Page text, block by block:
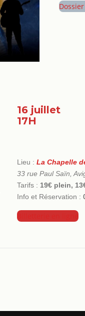
16 juillet
17H
Lieu : La Chapelle
33 rue Paul Saïn,
Tarifs : 19€ plein,
Info et Réservation :
Billetterie en ligne